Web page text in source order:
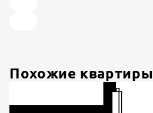
Похожие квартиры